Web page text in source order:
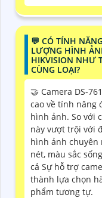
️💬 CÓ TÍNH
LƯỢNG HÌNH
HIKVISION NHƯ
CÙNG LOẠI?
🤝 Camera DS-
cao về tính năng
hình ảnh. So với
này vượt trội với
hình ảnh chuyên
nét, màu sắc
cả Sự hỗ trợ
thành lựa chọn
phẩm tương tự.